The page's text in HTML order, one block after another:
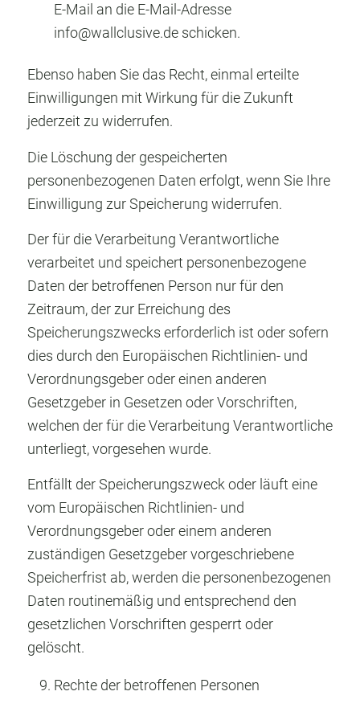
E-Mail an die E-Mail-Adresse
info@wallclusive.deschicken.
Ebenso haben Sie das Recht, einmal erteilte
Einwilligungen mit Wirkung für die Zukunft
jederzeit zu widerrufen.
Die Löschung der gespeicherten
personenbezogenen Daten erfolgt, wenn Sie Ihre
Einwilligung zur Speicherung widerrufen.
Der für die Verarbeitung Verantwortliche
verarbeitet und speichert personenbezogene
Daten der betroffenen Person nur für den
Zeitraum, der zur Erreichung des
Speicherungszwecks erforderlich ist oder sofern
dies durch den Europäischen Richtlinien- und
Verordnungsgeber oder einen anderen
Gesetzgeber in Gesetzen oder Vorschriften,
welchen der für die Verarbeitung Verantwortliche
unterliegt, vorgesehen wurde.
Entfällt der Speicherungszweck oder läuft eine
vom Europäischen Richtlinien- und
Verordnungsgeber oder einem anderen
zuständigen Gesetzgeber vorgeschriebene
Speicherfrist ab, werden die personenbezogenen
Daten routinemäßig und entsprechend den
gesetzlichen Vorschriften gesperrt oder
gelöscht.
Rechte der betroffenen Personen